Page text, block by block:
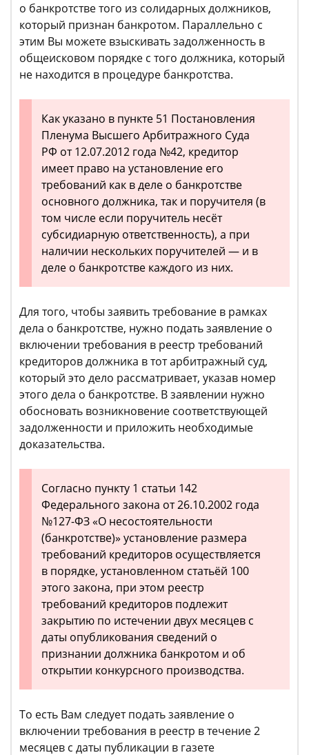
о банкротстве того из солидарных должников,
который признан банкротом. Параллельно с
этим Вы можете взыскивать задолженность в
общеисковом порядке с того должника, который
не находится в процедуре банкротства.
Как указано в пункте 51 Постановления
Пленума Высшего Арбитражного Суда
РФ от 12.07.2012 года №42, кредитор
имеет право на установление его
требований как в деле о банкротстве
основного должника, так и поручителя (в
том числе если поручитель несёт
субсидиарную ответственность), а при
наличии нескольких поручителей — и в
деле о банкротстве каждого из них.
Для того, чтобы заявить требование в рамках
дела о банкротстве, нужно подать заявление о
включении требования в реестр требований
кредиторов должника в тот арбитражный суд,
который это дело рассматривает, указав номер
этого дела о банкротстве. В заявлении нужно
обосновать возникновение соответствующей
задолженности и приложить необходимые
доказательства.
Согласно пункту 1 статьи 142
Федерального закона от 26.10.2002 года
№127-ФЗ «О несостоятельности
(банкротстве)» установление размера
требований кредиторов осуществляется
в порядке, установленном статьёй 100
этого закона, при этом реестр
требований кредиторов подлежит
закрытию по истечении двух месяцев с
даты опубликования сведений о
признании должника банкротом и об
открытии конкурсного производства.
То есть Вам следует подать заявление о
включении требования в реестр в течение 2
месяцев с даты публикации в газете